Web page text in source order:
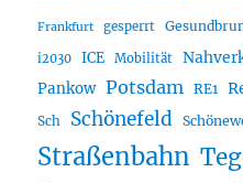
Frankfurt gesperrt
i2030 ICE Mobilität
Pankow Potsdam RE1
Sch Schönefeld
Straßenbahn